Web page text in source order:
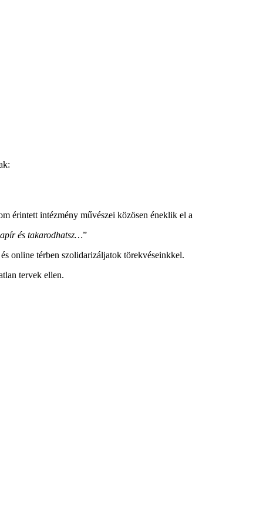
érintett intézmény művészei közösen éneklik el a
és takarodhatsz…”
online térben szolidarizáljatok törekvéseinkkel.
tervek ellen.